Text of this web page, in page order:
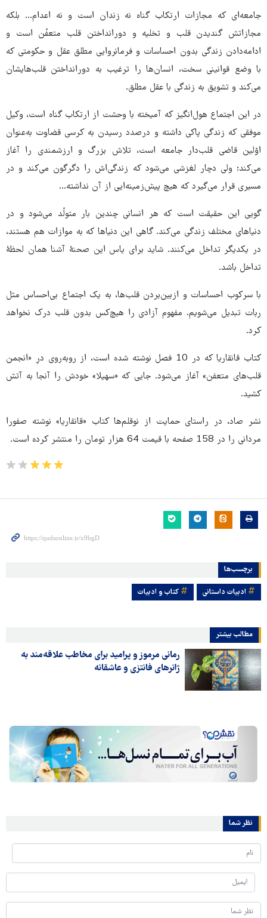
جامعه‌ای که مجازات ارتکاب گناه نه زندان است و نه اعدام… بلکه
مجازاتش گندیدن قلب و تخلیه و دورانداختن قلب متعفّن است و
ادامه‌دادن زندگی بدون احساسات و فرمانروایی مطلق عقل و حکومتی که
با وضع قوانینی سخت، انسان‌ها را ترغیب به دورانداختن قلب‌هایشان
می‌کند و تشویق به زندگی با عقل مطلق.
در این اجتماع هول‌انگیز که آمیخته با وحشت از ارتکاب گناه است، وکیل
موفقی که زندگی پاکی داشته و درصدد رسیدن به کرسی قضاوت به‌عنوان
اوّلین قاضی قلب‌دار جامعه است، تلاش بزرگ و ارزشمندی را آغاز
می‌کند؛ ولی دچار لغزشی می‌شود که زندگی‌اش را دگرگون می‌کند و در
مسیری قرار می‌گیرد که هیچ پیش‌زمینه‌ایی از آن نداشته…
گویی این حقیقت است که هر انسانی چندین بار متولّد می‌شود و در
دنیاهای مختلف زندگی می‌کند. گاهی این دنیاها که به موازات هم هستند،
در یکدیگر تداخل می‌کنند. شاید برای یاس این صحنۀ آشنا همان لحظۀ
تداخل باشد.
با سرکوب احساسات و ازبین‌بردن قلب‌ها، به یک اجتماع بی‌احساس مثل
ربات تبدیل می‌شویم. مفهوم آزادی را هیچ‌کس بدون قلب درک نخواهد
کرد.
کتاب قانقاریا که در 10 فصل نوشته شده است، از روبه‌روی درِ «انجمن
قلب‌های متعفن» آغاز می‌شود. جایی که «سهیلا» خودش را آنجا به آتش
کشید.
نشر صاد، در راستای حمایت از نوقلم‌ها کتاب «قانقاریا» نوشته صفورا
مردانی را در 158 صفحه با قیمت 64 هزار تومان را منتشر کرده است.
برچسب‌ها
ادبیات داستانی کتاب و ادبیات
مطالب بیشتر
رمانی مرموز و پرامید برای مخاطب علاقه‌مند به
ژانرهای فانتزی و عاشقانه
نظر شما